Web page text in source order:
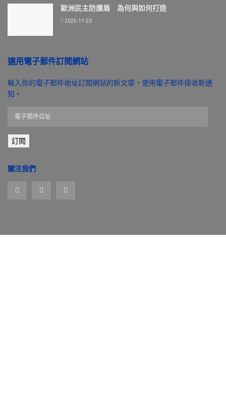
歐洲民主防護盾 為何與如何打造
2025-11-20
適用電子郵件訂閱網站
輸入你的電子郵件地址訂閱網站的新文章，使用電子郵件接收新通
知。
郵
件
址
訂閱
關注我們